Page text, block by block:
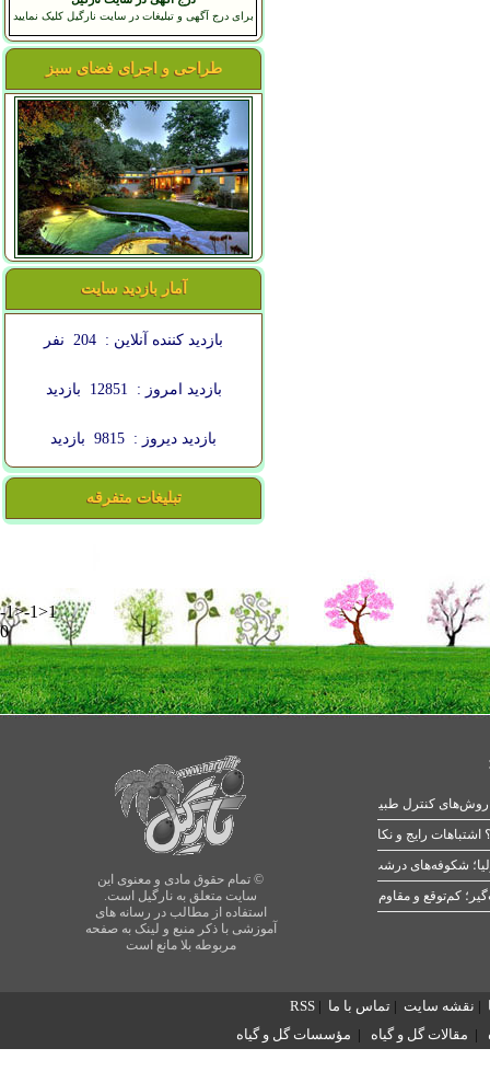
برای درج آگهی و تبلیغات در سایت نارگیل کلیک نمایید
طراحی و اجرای فضای سبز
آمار بازدید سایت
بازدید کننده آنلاین : 204 نفر
بازدید امروز : 12851 بازدید
بازدید دیروز : 9815 بازدید
تبلیغات متفرقه
-1>-1>1
0
© تمام حقوق مادی و معنوی این
سایت متعلق به نارگیل است.
استفاده از مطالب در رسانه های
آموزشی با ذکر منبع و لینک به صفحه
مربوطه بلا مانع است
رایج و نکات طلایی
شکوفه‌های درشت در بهار
| نقشه سایت | تماس با ما |
RSS
| مقالات گل و گیاه | مؤسسات گل و گیاه